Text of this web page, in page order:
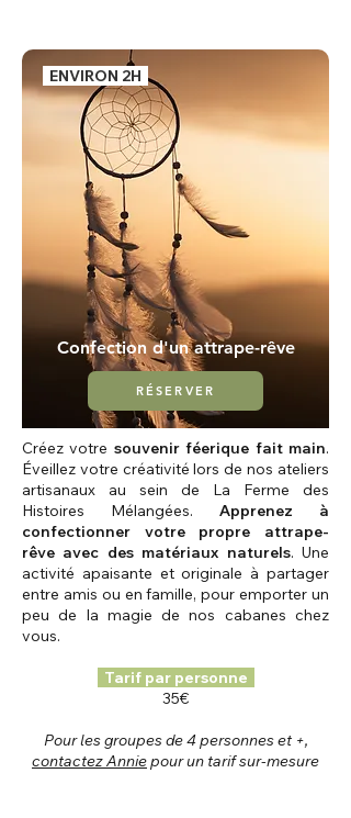
ENVIRON 2H
Confection d'un attrape-rêve
RÉSERVER
Créez votre souvenir féerique fait main.
Éveillez votre créativité lors de nos ateliers
artisanaux au sein de La Ferme des
Histoires Mélangées. Apprenez à
confectionner votre propre attrape-
rêve avec des matériaux naturels. Une
activité apaisante et originale à partager
entre amis ou en famille, pour emporter un
peu de la magie de nos cabanes chez
vous.
Tarif par personne
35€
Pour les groupes de 4 personnes et +,
contactez Anniepour un tarif sur-mesure